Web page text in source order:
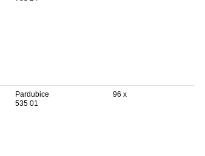
Pardubice
535 01
96 x